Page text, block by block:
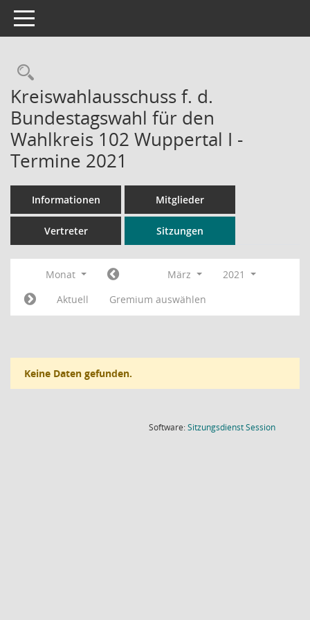
Toggle navigation
Rechercheauswahl
Kreiswahlausschuss f. d.
Bundestagswahl für den
Wahlkreis 102 Wuppertal I -
Termine 2021
Informationen Mitglieder
Vertreter Sitzungen
Monat März
2021
Aktuell
Gremium auswählen
Keine Daten gefunden.
Software:SitzungsdienstSession(Wird in